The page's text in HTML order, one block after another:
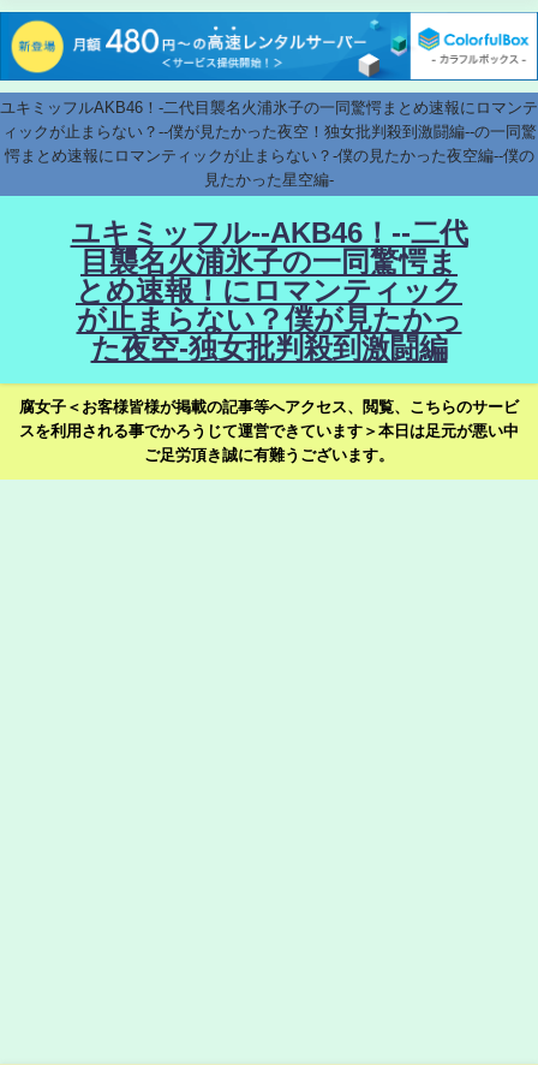
ユキミッフルAKB46！-二代目襲名火浦氷子の一同驚愕まとめ速報にロマンテ
ィックが止まらない？--僕が見たかった夜空！独女批判殺到激闘編--の一同驚
愕まとめ速報にロマンティックが止まらない？-僕の見たかった夜空編--僕の
見たかった星空編-
ユキミッフル--AKB46！--二代
目襲名火浦氷子の一同驚愕ま
とめ速報！にロマンティック
が止まらない？僕が見たかっ
た夜空-独女批判殺到激闘編
腐女子＜お客様皆様が掲載の記事等へアクセス、閲覧、こちらのサービ
スを利用される事でかろうじて運営できています＞本日は足元が悪い中
ご足労頂き誠に有難うございます。